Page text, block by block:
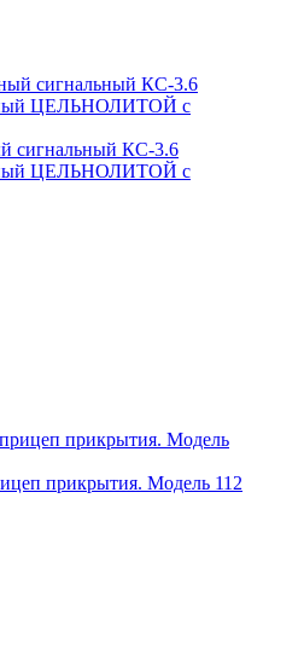
сигнальный КС-3.6
ЦЕЛЬНОЛИТОЙ с
прикрытия. Модель 112